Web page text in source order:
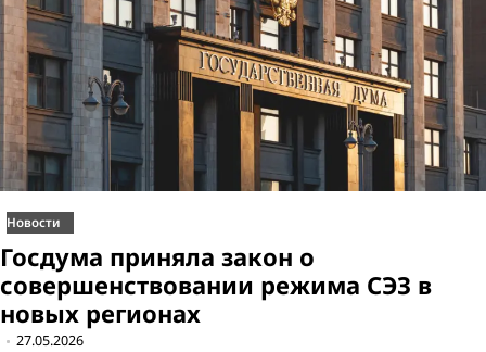
Новости
Госдума приняла закон о
совершенствовании режима СЭЗ в
новых регионах
27.05.2026